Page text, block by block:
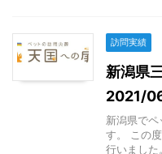
訪問実績
新潟県
2021/
新潟県で
す。 この
行いました